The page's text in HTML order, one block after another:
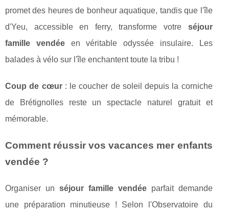
promet des heures de bonheur aquatique, tandis que l'île
d'Yeu, accessible en ferry, transforme votre séjour
famille vendéeen véritable odyssée insulaire. Les
balades à vélo sur l'île enchantent toute la tribu !
Coup de cœur: le coucher de soleil depuis la corniche
de Brétignolles reste un spectacle naturel gratuit et
mémorable.
Comment réussir vos vacances mer enfants
vendée ?
Organiser un séjour famille vendéeparfait demande
une préparation minutieuse ! Selon l'Observatoire du